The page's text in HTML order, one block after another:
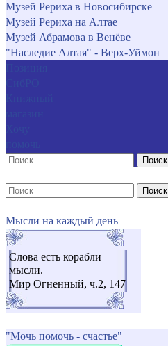
Музей Рериха в Новосибирске
Музей Рериха на Алтае
Музей Абрамова в Венёве
"Наследие Алтая" - Верх-Уймон
Поиск
Поиск
Мысли на каждый день
Слова есть корабли
мысли.
Мир Огненный, ч.2, 147
"Мочь помочь - счастье"